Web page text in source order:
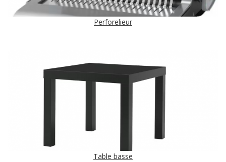
Perforelieur
Table basse